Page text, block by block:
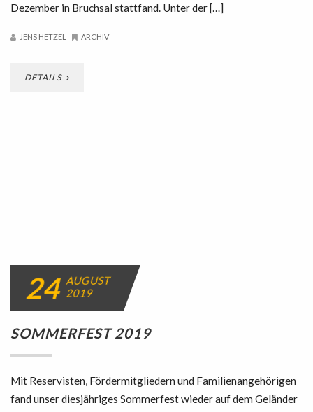
Dezember in Bruchsal stattfand. Unter der […]
JENS HETZEL ARCHIV
DETAILS
24 AUGUST
2019
SOMMERFEST 2019
Mit Reservisten, Fördermitgliedern und Familienangehörigen
fand unser diesjähriges Sommerfest wieder auf dem Geländer